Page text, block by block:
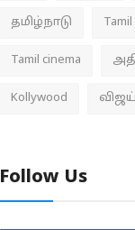
தமிழ்நாடு
Tamil cinema
Kollywood விஜய்
Follow Us